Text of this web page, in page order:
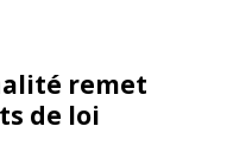
remet
de loi